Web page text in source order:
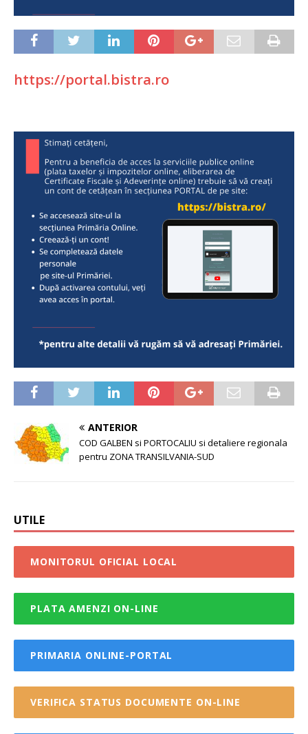
https://portal.bistra.ro
ANTERIOR
COD GALBEN si PORTOCALIU si detaliere regionala
pentru ZONA TRANSILVANIA-SUD
UTILE
MONITORUL OFICIAL LOCAL
PLATA AMENZI ON-LINE
PRIMARIA ONLINE-PORTAL
VERIFICA STATUS DOCUMENTE ON-LINE